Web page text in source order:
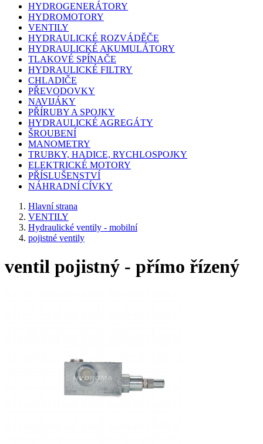
HYDROGENERÁTORY
HYDROMOTORY
VENTILY
HYDRAULICKÉ ROZVÁDĚČE
HYDRAULICKÉ AKUMULÁTORY
TLAKOVÉ SPÍNAČE
HYDRAULICKÉ FILTRY
CHLADIČE
PŘEVODOVKY
NAVIJÁKY
PŘÍRUBY A SPOJKY
HYDRAULICKÉ AGREGÁTY
ŠROUBENÍ
MANOMETRY
TRUBKY, HADICE, RYCHLOSPOJKY
ELEKTRICKÉ MOTORY
PŘÍSLUŠENSTVÍ
NÁHRADNÍ CÍVKY
Hlavní strana
VENTILY
Hydraulické ventily - mobilní
pojistné ventily
ventil pojistný - přímo řízený